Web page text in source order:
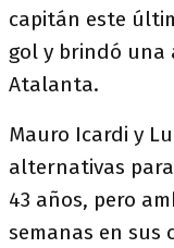
capitán este
gol y brindó una
Atalanta.
Mauro Icardi y
alternativas
43 años, pero
semanas en sus